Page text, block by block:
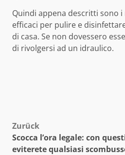
Quindi appena descritti sono
efficaci per pulire e
di casa. Se non dovessero
di rivolgersi ad un idraulico.
Zurück
Scocca l’ora legale: con
eviterete qualsiasi